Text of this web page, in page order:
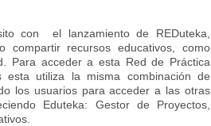
con el lanzamiento de REDuteka,
recursos educativos, como
Para acceder a esta Red de Práctica
esta utiliza la misma combinación de
los usuarios para acceder a las otras
Eduteka: Gestor de Proyectos,